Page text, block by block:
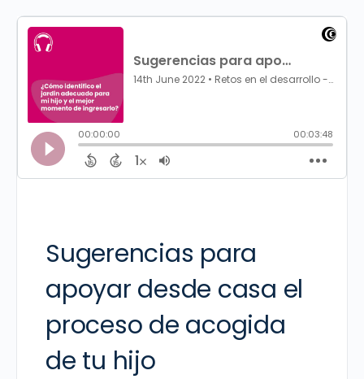
Sugerencias para
apoyar desde casa el
proceso de acogida
de tu hijo